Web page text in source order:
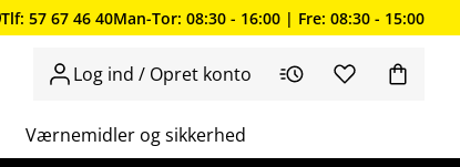
Tlf: 57 67 46 40Man-Tor: 08:30 - 16:00 | Fre: 08:30 - 15:00
Log ind / Opret konto
Værnemidler og sikkerhed